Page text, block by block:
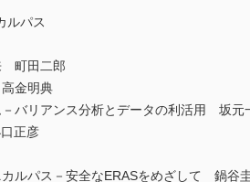
ルパス
町田二郎
金明典
バリアンス分析とデータの利活用 坂元
正彦
ルパス－安全なERASをめざして 鍋谷